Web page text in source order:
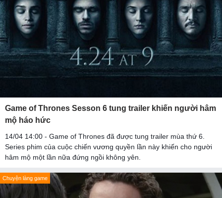
Game of Thrones Sesson 6 tung trailer khiến người hâm
mộ háo hức
14/04 14:00 - Game of Thrones đã được tung trailer mùa thứ 6.
Series phim của cuộc chiến vương quyền lần này khiến cho người
hâm mộ một lần nữa đứng ngồi không yên.
Chuyện làng game